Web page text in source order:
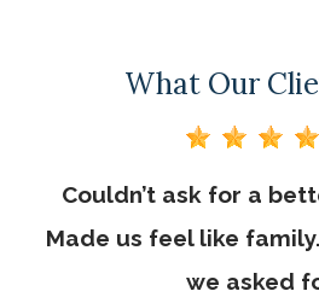
What Our
Couldn’t ask for a
Made us feel like
we asked